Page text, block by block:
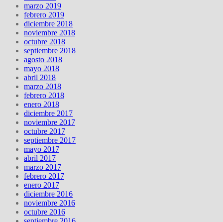
marzo 2019
febrero 2019
diciembre 2018
noviembre 2018
octubre 2018
septiembre 2018
agosto 2018
mayo 2018
abril 2018
marzo 2018
febrero 2018
enero 2018
diciembre 2017
noviembre 2017
octubre 2017
septiembre 2017
mayo 2017
abril 2017
marzo 2017
febrero 2017
enero 2017
diciembre 2016
noviembre 2016
octubre 2016